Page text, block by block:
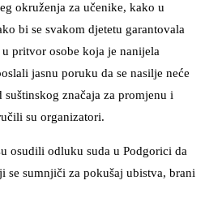
okruženja za učenike, kako u
bi se svakom djetetu garantovala
pritvor osobe koja je nanijela
jasnu poruku da se nasilje neće
suštinskog značaja za promjenu i
su organizatori.
osudili odluku suda u Podgorici da
se sumnjiči za pokušaj ubistva, brani